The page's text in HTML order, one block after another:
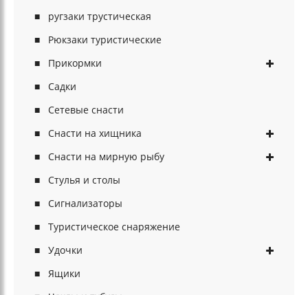
ругзаки трустическая
Рюкзаки туристические
Прикормки
Садки
Сетевые снасти
Снасти на хищника
Снасти на мирную рыбу
Стулья и столы
Сигнализаторы
Туристическое снаряжение
Удочки
Ящики